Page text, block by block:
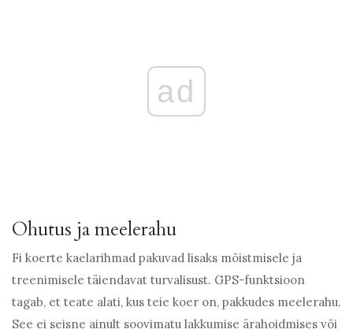
ad
Ohutus ja meelerahu
Fi koerte kaelarihmad pakuvad lisaks mõistmisele ja
treenimisele täiendavat turvalisust. GPS-funktsioon
tagab, et teate alati, kus teie koer on, pakkudes meelerahu.
See ei seisne ainult soovimatu lakkumise ärahoidmises või